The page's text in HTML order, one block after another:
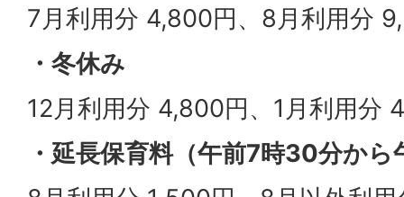
7月利用分 4,800円、8月利用分
・冬休み
12月利用分 4,800円、1月利用分
・延長保育料（午前7時30分か